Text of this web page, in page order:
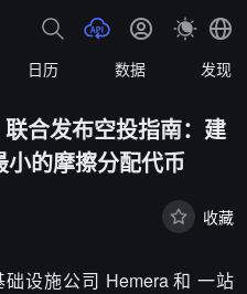
日历 数据 发现
合发布空投指南：建
的摩擦分配代币
收藏
设施公司 Hemera 和 一站